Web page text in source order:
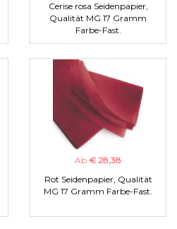
Cerise rosa Seidenpapier,
Qualität MG 17 Gramm
Farbe-Fast.
Ab € 28,38
Rot Seidenpapier, Qualität
MG 17 Gramm Farbe-Fast.